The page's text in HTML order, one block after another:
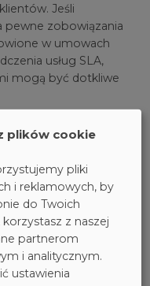
Jeśli
pewne zobowiązania
w umowach
usług SLA,
mogą być dotkliwe
powody, warto jest
na
się
ISO 27001
z serii „Wyciek
nim bronić?”.
plików cookie
pliki
i reklamowych, by
do Twoich
z naszej
partnerom
i analitycznym.
ustawienia